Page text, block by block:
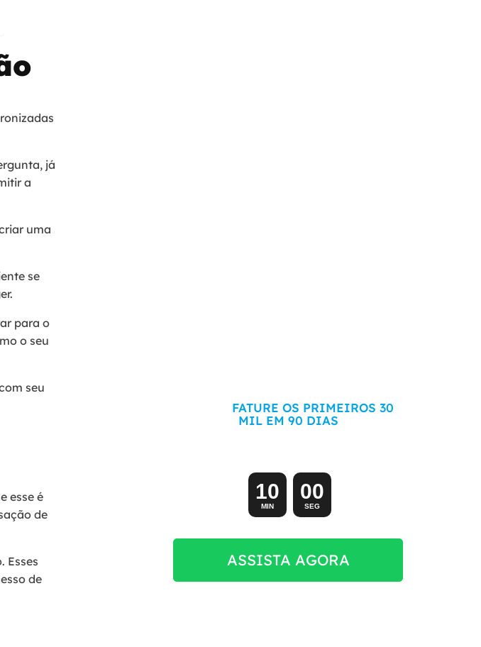
já
a
uma
se
para o
o seu
seu
esse é
de
Esses
de
FATURE OS PRIMEIROS 30
MIL EM 90 DIAS
10
MIN
00
SEG
ASSISTA AGORA